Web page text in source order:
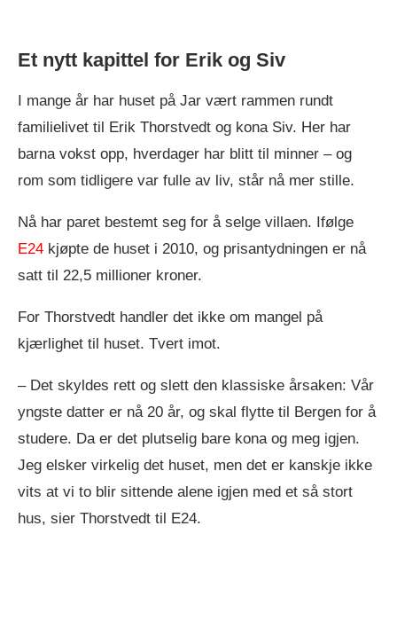
Et nytt kapittel for Erik og Siv
I mange år har huset på Jar vært rammen rundt
familielivet til Erik Thorstvedt og kona Siv. Her har
barna vokst opp, hverdager har blitt til minner – og
rom som tidligere var fulle av liv, står nå mer stille.
Nå har paret bestemt seg for å selge villaen. Ifølge
E24 kjøpte de huset i 2010, og prisantydningen er nå
satt til 22,5 millioner kroner.
For Thorstvedt handler det ikke om mangel på
kjærlighet til huset. Tvert imot.
– Det skyldes rett og slett den klassiske årsaken: Vår
yngste datter er nå 20 år, og skal flytte til Bergen for å
studere. Da er det plutselig bare kona og meg igjen.
Jeg elsker virkelig det huset, men det er kanskje ikke
vits at vi to blir sittende alene igjen med et så stort
hus, sier Thorstvedt til E24.